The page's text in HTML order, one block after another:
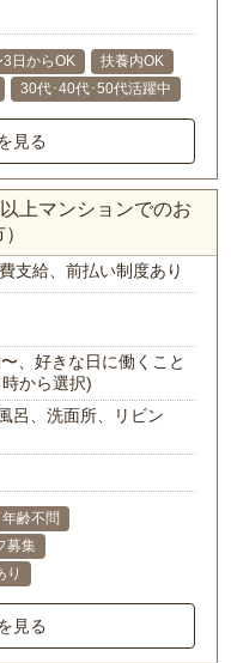
3日からOK
扶養内OK
30代･40代･50代活躍中
見る
上マンションでのお
費支給、前払い制度あり
、好きな日に働くこと
から選択)
呂、洗面所、リビン
年齢不問
募集
り
見る